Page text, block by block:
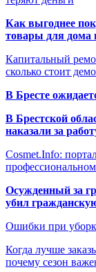
Как выгоднее
товары для дома
Капитальный
сколько стоит
В Бресте
В Брестской
наказали за
Cosmet.Info:
Осужденный за
убил
Ошибки при
Когда лучше
почему сезон